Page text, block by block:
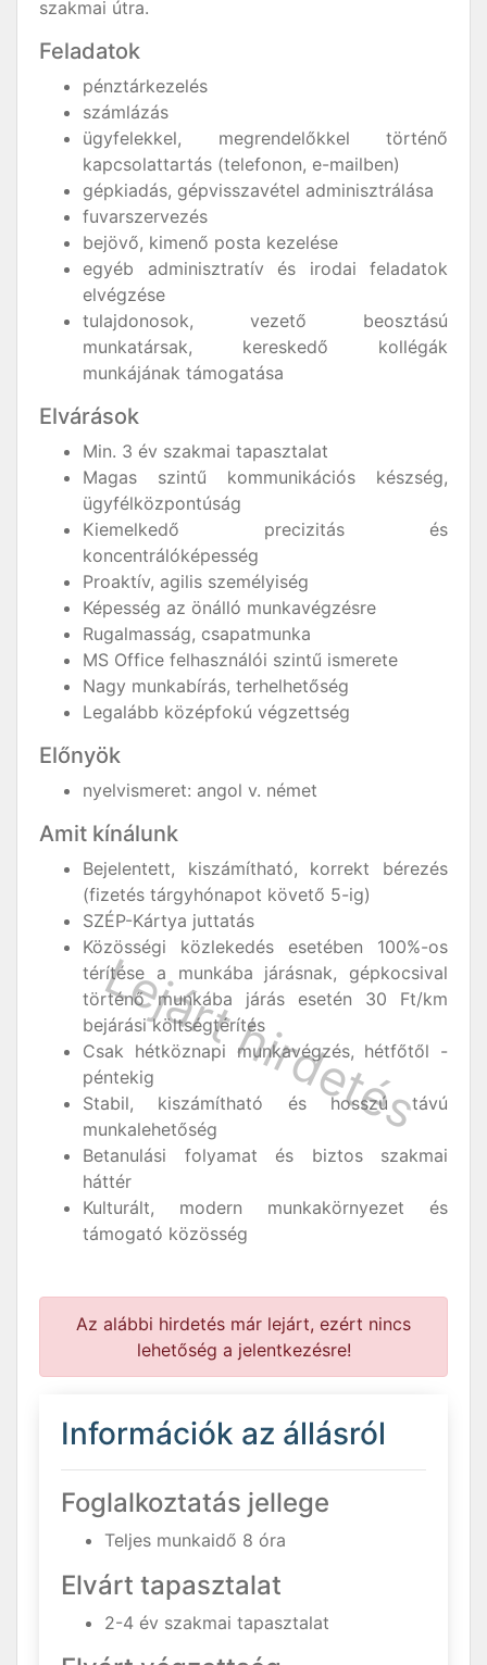
szakmai útra.
Feladatok
pénztárkezelés
számlázás
ügyfelekkel, megrendelőkkel történő
kapcsolattartás (telefonon, e-mailben)
gépkiadás, gépvisszavétel adminisztrálása
fuvarszervezés
bejövő, kimenő posta kezelése
egyéb adminisztratív és irodai feladatok
elvégzése
tulajdonosok, vezető beosztású
munkatársak, kereskedő kollégák
munkájának támogatása
Elvárások
Min. 3 év szakmai tapasztalat
Magas szintű kommunikációs készség,
ügyfélközpontúság
Kiemelkedő precizitás és
koncentrálóképesség
Proaktív, agilis személyiség
Képesség az önálló munkavégzésre
Rugalmasság, csapatmunka
MS Office felhasználói szintű ismerete
Nagy munkabírás, terhelhetőség
Legalább középfokú végzettség
Előnyök
nyelvismeret: angol v. német
Amit kínálunk
Bejelentett, kiszámítható, korrekt bérezés
(fizetés tárgyhónapot követő 5-ig)
SZÉP-Kártya juttatás
Közösségi közlekedés esetében 100%-os
térítése a munkába járásnak, gépkocsival
történő munkába járás esetén 30 Ft/km
bejárási költségtérítés
Csak hétköznapi munkavégzés, hétfőtől -
péntekig
Stabil, kiszámítható és hosszú távú
munkalehetőség
Betanulási folyamat és biztos szakmai
háttér
Kulturált, modern munkakörnyezet és
támogató közösség
Az alábbi hirdetés már lejárt, ezért nincs
lehetőség a jelentkezésre!
Információk az állásról
Foglalkoztatás jellege
Teljes munkaidő 8 óra
Elvárt tapasztalat
2-4 év szakmai tapasztalat